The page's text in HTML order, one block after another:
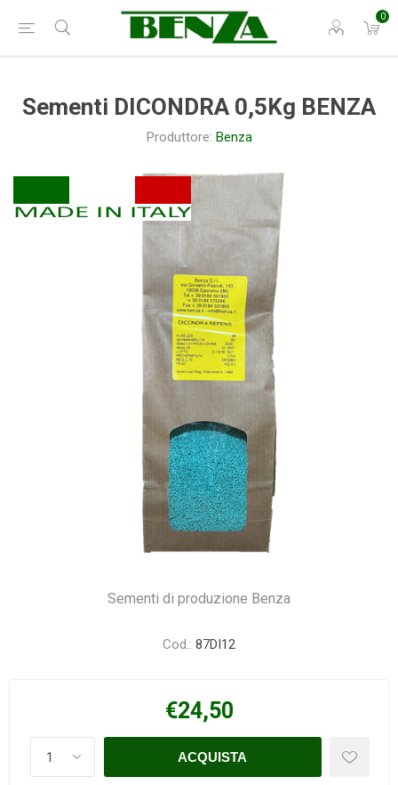
0
Sementi DICONDRA 0,5Kg BENZA
Produttore: Benza
Sementi di produzione Benza
Cod.: 87DI12
€24,50